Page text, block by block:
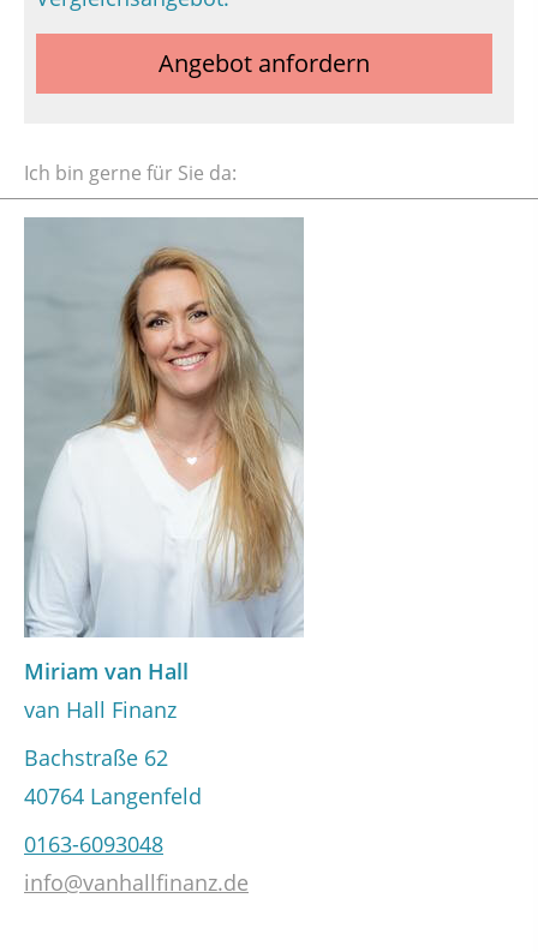
Angebot anfordern
Ich bin gerne für Sie da:
Miriam van Hall
van Hall Finanz
Bachstraße 62
40764 Langenfeld
0163-6093048
info@vanhallfinanz.de